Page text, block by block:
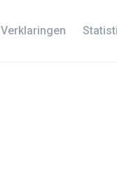
Verklaringen